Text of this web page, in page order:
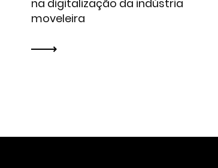
na digitalização da indústria
moveleira